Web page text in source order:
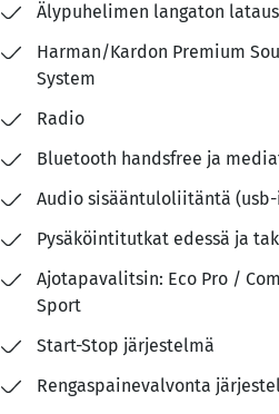
Älypuhelimen langaton lataus
Harman/Kardon Premium
System
Radio
Bluetooth handsfree ja
Audio sisääntuloliitäntä
Pysäköintitutkat edessä ja
Ajotapavalitsin: Eco Pro /
Sport
Start-Stop järjestelmä
Rengaspainevalvonta